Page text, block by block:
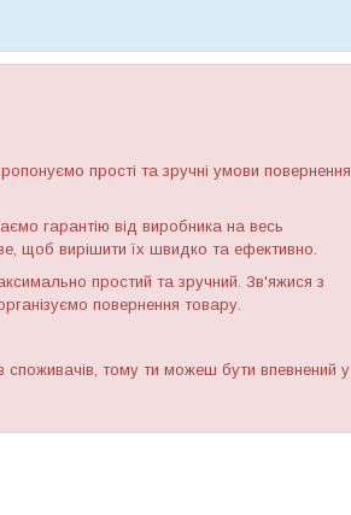
прості та зручні умови повернення
гарантію від виробника на весь
щоб вирішити їх швидко та ефективно.
простий та зручний. Зв'яжися з
повернення товару.
тому ти можеш бути впевнений у